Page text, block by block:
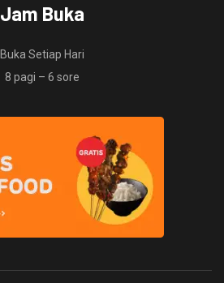
Jam Buka
Buka Setiap Hari
8 pagi – 6 sore